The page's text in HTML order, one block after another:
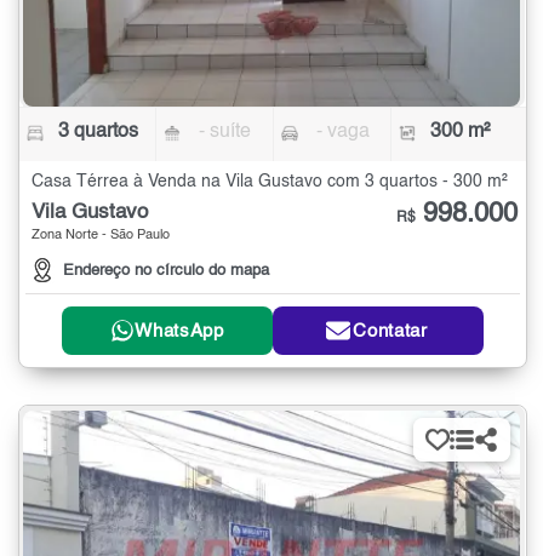
3 quartos - suíte - vaga 300 m²
Casa Térrea à Venda na Vila Gustavo com 3 quartos - 300 m²
Vila Gustavo
Zona Norte - São Paulo
Endereço no círculo do mapa
R$ 998.000
WhatsApp Contatar